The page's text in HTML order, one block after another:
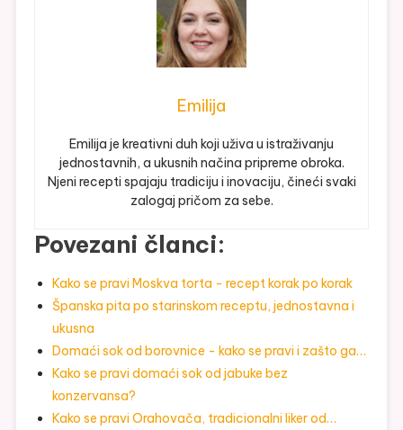
Emilija
Emilija je kreativni duh koji uživa u istraživanju
jednostavnih, a ukusnih načina pripreme obroka.
Njeni recepti spajaju tradiciju i inovaciju, čineći svaki
zalogaj pričom za sebe.
Povezani članci:
Kako se pravi Moskva torta - recept korak po korak
Španska pita po starinskom receptu, jednostavna i
ukusna
Domaći sok od borovnice - kako se pravi i zašto ga…
Kako se pravi domaći sok od jabuke bez
konzervansa?
Kako se pravi Orahovača, tradicionalni liker od…